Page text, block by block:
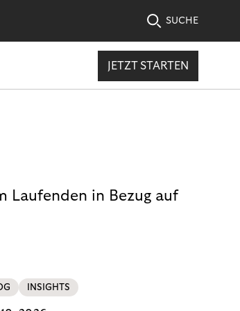
SUCHE
JETZT STARTEN
Laufenden in Bezug auf
INSIGHTS